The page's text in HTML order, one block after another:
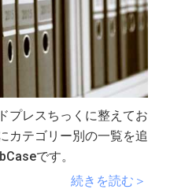
プレスちっくに整えてお
カテゴリー別の一覧を追
です。
続きを読む＞